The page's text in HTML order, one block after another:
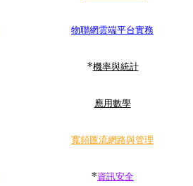
物聯網雲端平台實務
*機率與統計
應用數學
寬頻匯流網路與管理
*資訊安全